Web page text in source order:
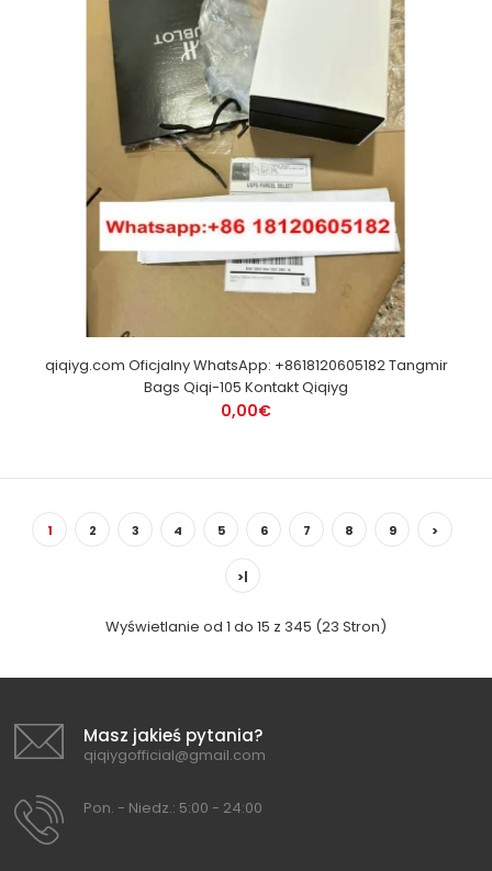
qiqiyg.com Oficjalny WhatsApp: +8618120605182 Tangmir
Bags Qiqi-105 Kontakt Qiqiyg
0,00€
1 2 3 4 5 6 7 8 9 >
>|
Wyświetlanie od 1 do 15 z 345 (23 Stron)
Masz jakieś pytania?
qiqiygofficial@gmail.com
Pon. - Niedz.: 5:00 - 24:00